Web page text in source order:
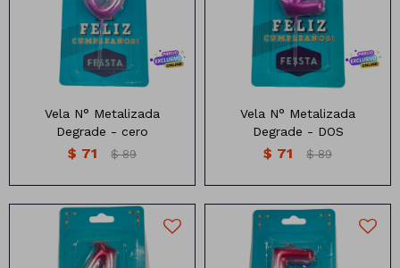
Vela N° Metalizada
Degrade - cero
$ 71 $ 89
Vela N° Metalizada
Degrade - DOS
$ 71 $ 89